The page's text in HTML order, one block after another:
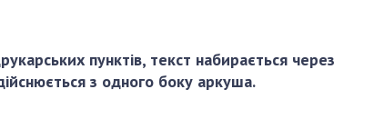
пунктів, текст набирається через
з одного боку аркуша.